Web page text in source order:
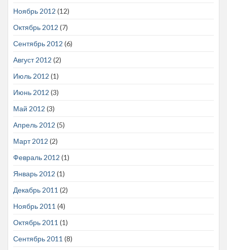
Ноябрь 2012 (12)
Октябрь 2012 (7)
Сентябрь 2012 (6)
Август 2012 (2)
Июль 2012 (1)
Июнь 2012 (3)
Май 2012 (3)
Апрель 2012 (5)
Март 2012 (2)
Февраль 2012 (1)
Январь 2012 (1)
Декабрь 2011 (2)
Ноябрь 2011 (4)
Октябрь 2011 (1)
Сентябрь 2011 (8)